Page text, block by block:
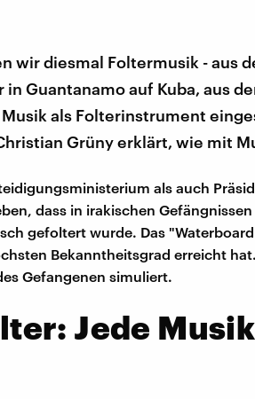
wir diesmal Foltermusik - aus
Guantanamo auf Kuba, aus
als Folterinstrument
Grüny erklärt, wie mit
als auch
dass in irakischen
gefoltert wurde. Das
Bekanntheitsgrad erreicht
Gefangenen simuliert.
Jede